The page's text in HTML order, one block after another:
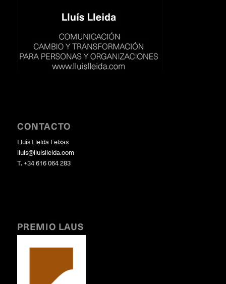
CONTACTO
Lluís Lleida Feixas
lluis@lluislleida.com
T. +34 616 064 283
PREMIO LAUS